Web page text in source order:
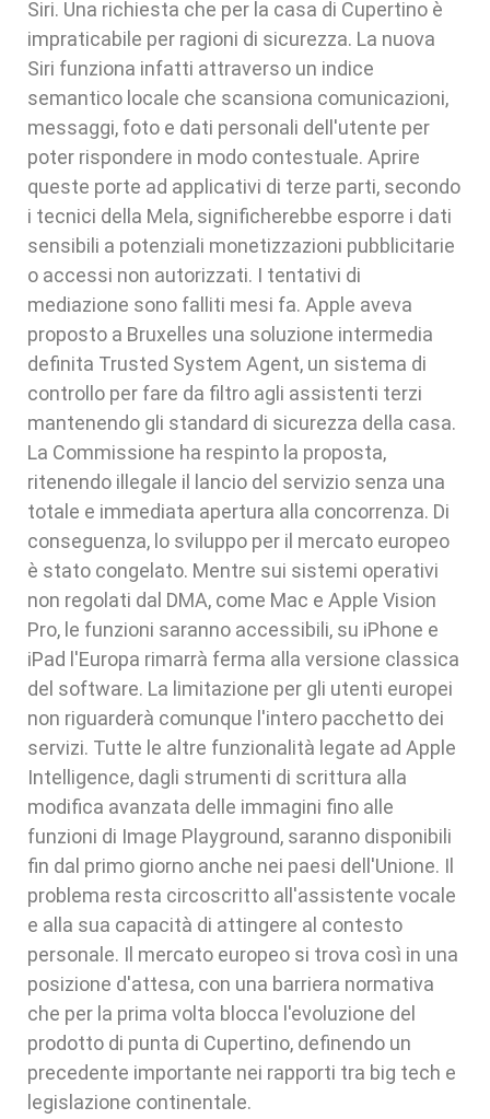
Siri. Una richiesta che per la casa di Cupertino è
impraticabile per ragioni di sicurezza. La nuova
Siri funziona infatti attraverso un indice
semantico locale che scansiona comunicazioni,
messaggi, foto e dati personali dell'utente per
poter rispondere in modo contestuale. Aprire
queste porte ad applicativi di terze parti, secondo
i tecnici della Mela, significherebbe esporre i dati
sensibili a potenziali monetizzazioni pubblicitarie
o accessi non autorizzati. I tentativi di
mediazione sono falliti mesi fa. Apple aveva
proposto a Bruxelles una soluzione intermedia
definita Trusted System Agent, un sistema di
controllo per fare da filtro agli assistenti terzi
mantenendo gli standard di sicurezza della casa.
La Commissione ha respinto la proposta,
ritenendo illegale il lancio del servizio senza una
totale e immediata apertura alla concorrenza. Di
conseguenza, lo sviluppo per il mercato europeo
è stato congelato. Mentre sui sistemi operativi
non regolati dal DMA, come Mac e Apple Vision
Pro, le funzioni saranno accessibili, su iPhone e
iPad l'Europa rimarrà ferma alla versione classica
del software. La limitazione per gli utenti europei
non riguarderà comunque l'intero pacchetto dei
servizi. Tutte le altre funzionalità legate ad Apple
Intelligence, dagli strumenti di scrittura alla
modifica avanzata delle immagini fino alle
funzioni di Image Playground, saranno disponibili
fin dal primo giorno anche nei paesi dell'Unione. Il
problema resta circoscritto all'assistente vocale
e alla sua capacità di attingere al contesto
personale. Il mercato europeo si trova così in una
posizione d'attesa, con una barriera normativa
che per la prima volta blocca l'evoluzione del
prodotto di punta di Cupertino, definendo un
precedente importante nei rapporti tra big tech e
legislazione continentale.